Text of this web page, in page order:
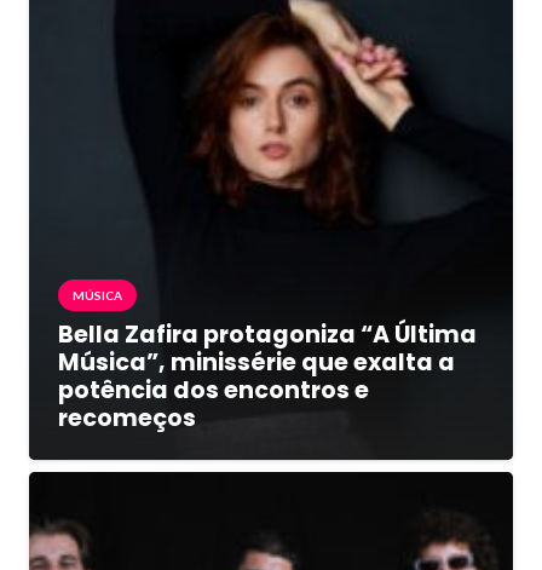
MÚSICA
Bella Zafira protagoniza “A Última
Música”, minissérie que exalta a
potência dos encontros e
recomeços